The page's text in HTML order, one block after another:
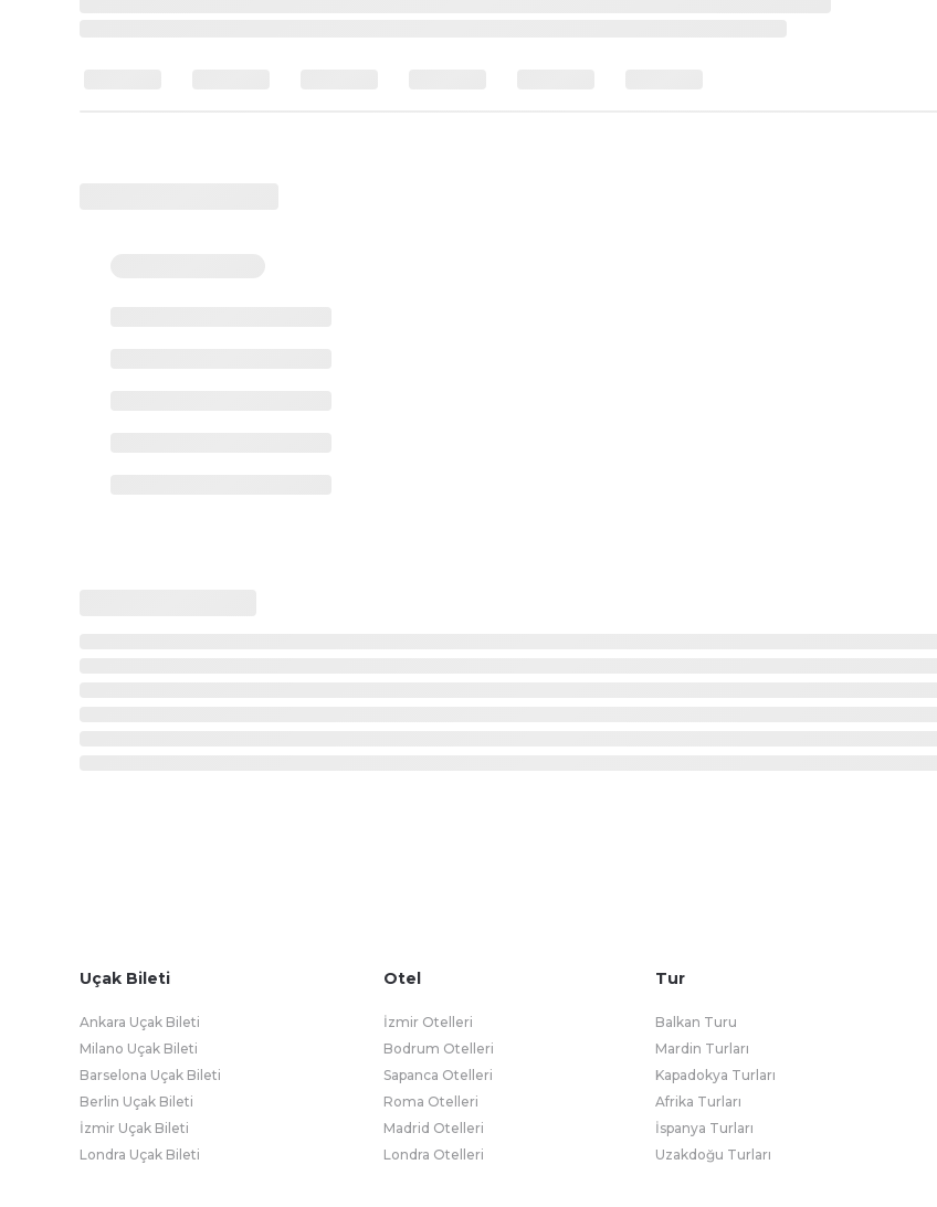
Uçak Bileti
Ankara Uçak Bileti
Milano Uçak Bileti
Barselona Uçak Bileti
Berlin Uçak Bileti
İzmir Uçak Bileti
Londra Uçak Bileti
Otel
İzmir Otelleri
Bodrum Otelleri
Sapanca Otelleri
Roma Otelleri
Madrid Otelleri
Londra Otelleri
Tur
Balkan Turu
Mardin Turları
Kapadokya Turları
Afrika Turları
İspanya Turları
Uzakdoğu Turları